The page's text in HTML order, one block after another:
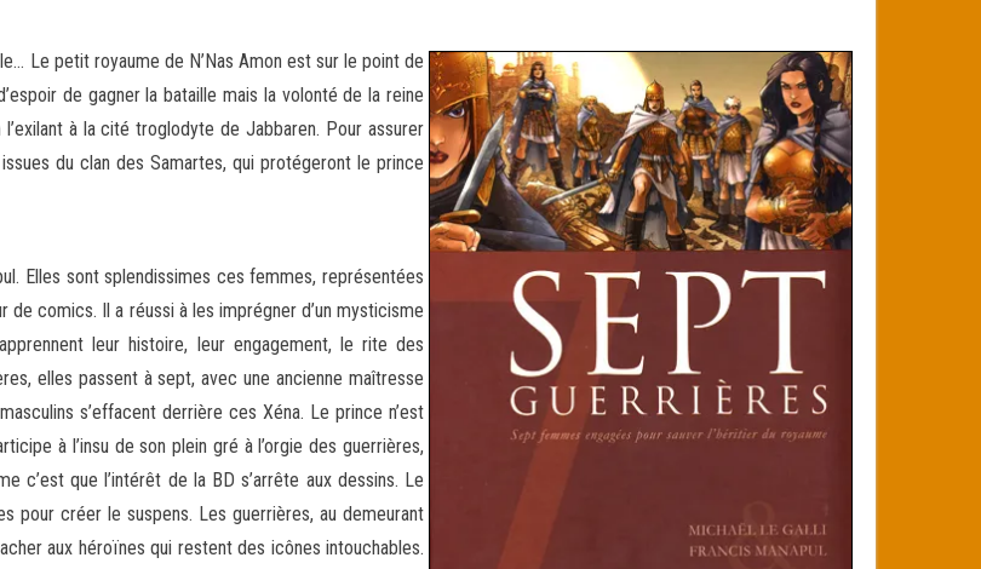
Le petit royaume de N’Nas Amon est sur le point de
de gagner la bataille mais la volonté de la reine
à la cité troglodyte de Jabbaren. Pour assurer
du clan des Samartes, qui protégeront le prince
Elles sont splendissimes ces femmes, représentées
comics. Il a réussi à les imprégner d’un mysticisme
leur histoire, leur engagement, le rite des
elles passent à sept, avec une ancienne maîtresse
s’effacent derrière ces Xéna. Le prince n’est
à l’insu de son plein gré à l’orgie des guerrières,
c’est que l’intérêt de la BD s’arrête aux dessins. Le
pour créer le suspens. Les guerrières, au demeurant
aux héroïnes qui restent des icônes intouchables.